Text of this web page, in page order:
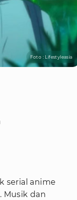
Foto : Lifestyleasia
serial anime
Musik dan